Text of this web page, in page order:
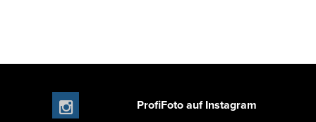
ProfiFoto auf Instagram